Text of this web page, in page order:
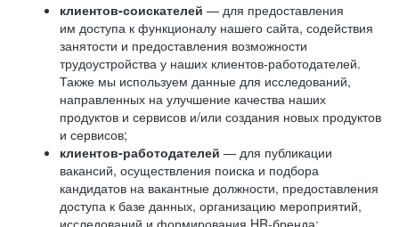
клиентов-соискателей — для предоставления
им доступа к функционалу нашего сайта, содействия
занятости и предоставления возможности
трудоустройства у наших клиентов-работодателей.
Также мы используем данные для исследований,
направленных на улучшение качества наших
продуктов и сервисов и/или создания новых продуктов
и сервисов;
клиентов-работодателей — для публикации
вакансий, осуществления поиска и подбора
кандидатов на вакантные должности, предоставления
доступа к базе данных, организацию мероприятий,
исследований и формирования HR-бренда;